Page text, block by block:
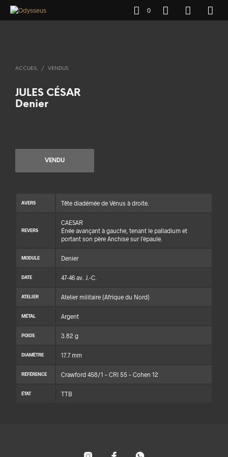
0
ACCUEIL / VENDUS
JULES CÉSAR
Denier
VENDU
AVERS Tête diadémée de Vénus à droite.
REVERS
CAESAR
Énée avançant à gauche, tenant le palladium et
portant son père Anchise sur l’épaule.
MODULE Denier
DATE 47-46 av. J.-C.
ATELIER Atelier militaire (Afrique du Nord)
MÉTAL Argent
POIDS 3.82 g
DIAMÈTRE 17.7 mm
RÉFÉRENCE Crawford 458/1 – CRI 55 – Cohen 12
ÉTAT TTB